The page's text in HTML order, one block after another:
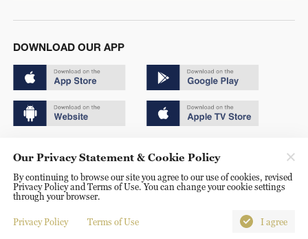
DOWNLOAD OUR APP
京ICP备20000184号
京公网安备 11010502050052号
Disinformation report hotline: 010-85061466
Our Privacy Statement & Cookie Policy
By continuing to browse our site you agree to our use of cookies, revised
Privacy Policy and Terms of Use. You can change your cookie settings
through your browser.
Privacy Policy Terms of Use I agree